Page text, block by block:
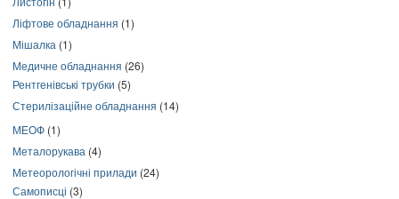
Ліфтове обладнання (1)
Мішалка (1)
Медичне обладнання (26)
Рентгенівські трубки (5)
Стерилізаційне обладнання (14)
МЕОФ (1)
Металорукава (4)
Метеорологічні прилади (24)
Самописці (3)